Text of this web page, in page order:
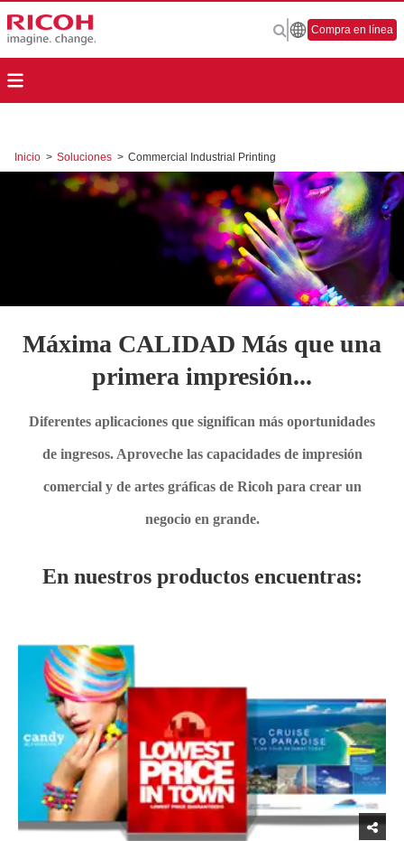
Compra en línea
Inicio > Soluciones > Commercial Industrial Printing
Máxima CALIDAD Más que una
primera impresión...
Diferentes aplicaciones que significan más oportunidades
de ingresos. Aproveche las capacidades de impresión
comercial y de artes gráficas de Ricoh para crear un
negocio en grande.
En nuestros productos encuentras: